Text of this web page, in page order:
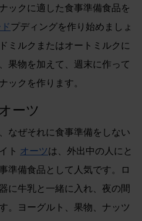
ックに適した食事準備食品を
プディングを作り始めましょ
ミルクまたはオートミルクに
果物を加えて、週末に作って
ックを作ります。
ーツ
なぜそれに食事準備をしない
ト オーツは、外出中の人にと
準備食品として人気です。ロ
に牛乳と一緒に入れ、夜の間
。ヨーグルト、果物、ナッツ